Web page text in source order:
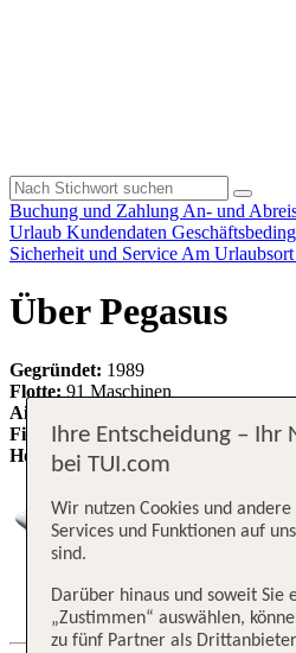
Buchung und Zahlung An- und
Urlaub Kundendaten
Sicherheit und Service Am Urlaubsort
Über Pegasus
Gegründet: 1989
Flotte: 91 Maschinen
Airline IATA Code:
Firmensitz:Istanbul/Türkei
Homepage: https://www.flypgs.com/de
Ihre Entscheidung – Ihr
bei TUI.com
Wir nutzen Cookies und
Services und Funktionen auf
sind.
Darüber hinaus und soweit Sie
„Zustimmen“ auswählen,
zu fünf Partner als